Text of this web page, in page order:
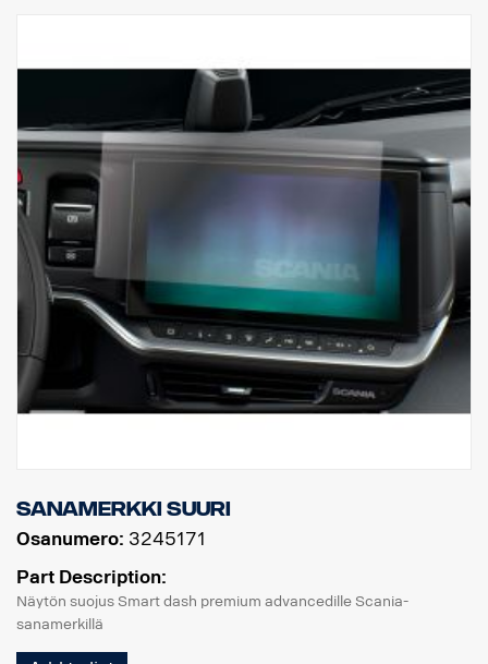
Sanamerkki suuri
Osanumero: 3245171
Part Description:
Näytön suojus Smart dash premium advancedille Scania-
sanamerkillä